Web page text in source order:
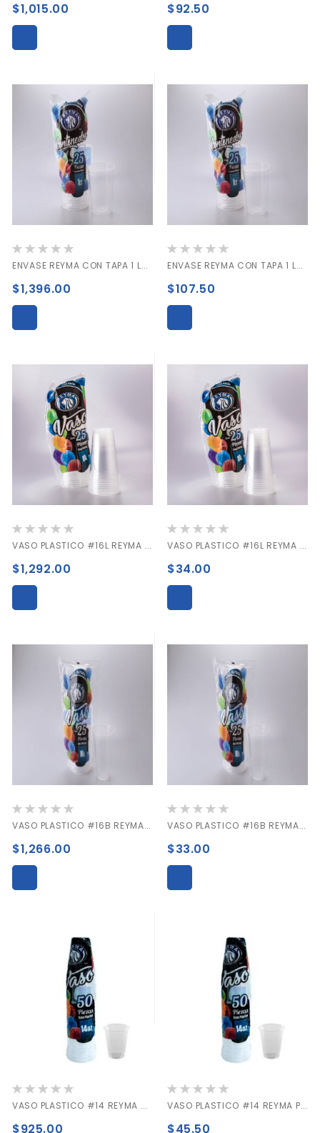
$1,015.00 $92.50
Valoración:
0% ENVASE REYMA CON TAPA 1 LTO CAJA C/500 PIEZAS
$1,396.00
Valoración:
0% ENVASE REYMA CON TAPA 1 LTO PAQUETE C/25 PIEZAS
$107.50
Valoración:
0% VASO PLASTICO #16L REYMA CAJA C/1000 PIEZAS
$1,292.00
Valoración:
0% VASO PLASTICO #16L REYMA PAQUETE C/25 PIEZAS
$34.00
Valoración:
0% VASO PLASTICO #16B REYMA CAJA C/1000 PIEZAS
$1,266.00
Valoración:
0% VASO PLASTICO #16B REYMA PAQUETE C/50 PIEZAS
$33.00
Valoración:
VASO PLASTICO #14 REYMA CAJA C/1000 PIEZAS
$925.00
Valoración:
VASO PLASTICO #14 REYMA PAQUETE C/50 PIEZAS
$45.50